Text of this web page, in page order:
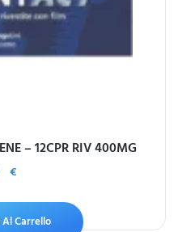
– 12CPR RIV 400MG
€
Carrello